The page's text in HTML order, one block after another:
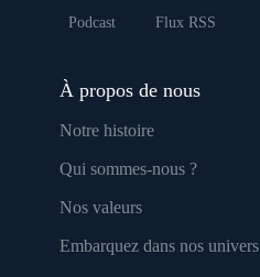
Podcast Flux RSS
À propos de nous
Notre histoire
Qui sommes-nous ?
Nos valeurs
Embarquez dans nos univers